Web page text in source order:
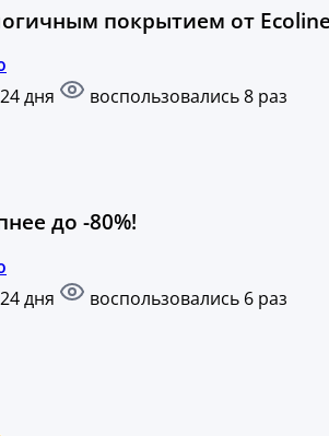
покрытием от
дня
воспользовались 8 раз
до -80%!
дня
воспользовались 6 раз